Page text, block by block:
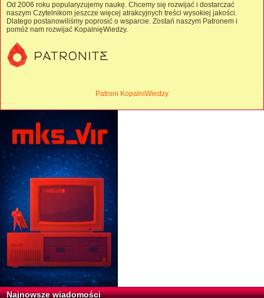
Od 2006 roku popularyzujemy naukę. Chcemy się rozwijać i dostarczać
naszym Czytelnikom jeszcze więcej atrakcyjnych treści wysokiej jakości.
Dlatego postanowiliśmy poprosić o wsparcie. Zostań naszym Patronem i
pomóż nam rozwijać KopalnięWiedzy.
Patroni KopalniWiedzy
Najnowsze wiadomości